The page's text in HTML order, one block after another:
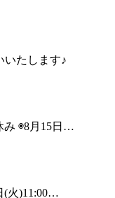
いたします♪
み ◉8月15日…
(火)11:00…